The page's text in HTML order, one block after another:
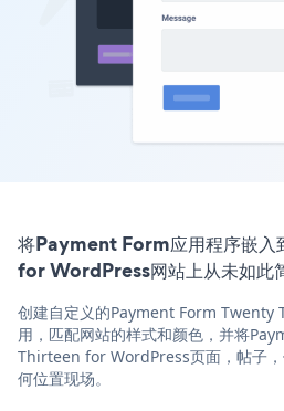
将Payment Form应用程序嵌
for WordPress网站上从未如此
创建自定义的Payment Form
用，匹配网站的样式和颜色，并将
Thirteen for WordPress页面，帖子
何位置现场。